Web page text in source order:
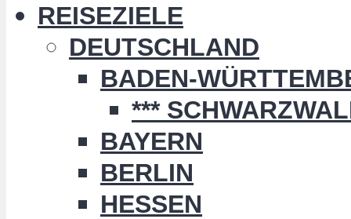
REISEZIELE
DEUTSCHLAND
BADEN-
***
BAYERN
BERLIN
HESSEN